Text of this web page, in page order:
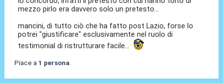
mezzo pirlo era davvero solo un pretesto...
mancini, di tutto ciò che ha fatto post Lazio, forse lo
potrei "giustificare" esclusivamente nel ruolo di
testimonial di ristrutturare facile...
Piace a 1 persona.